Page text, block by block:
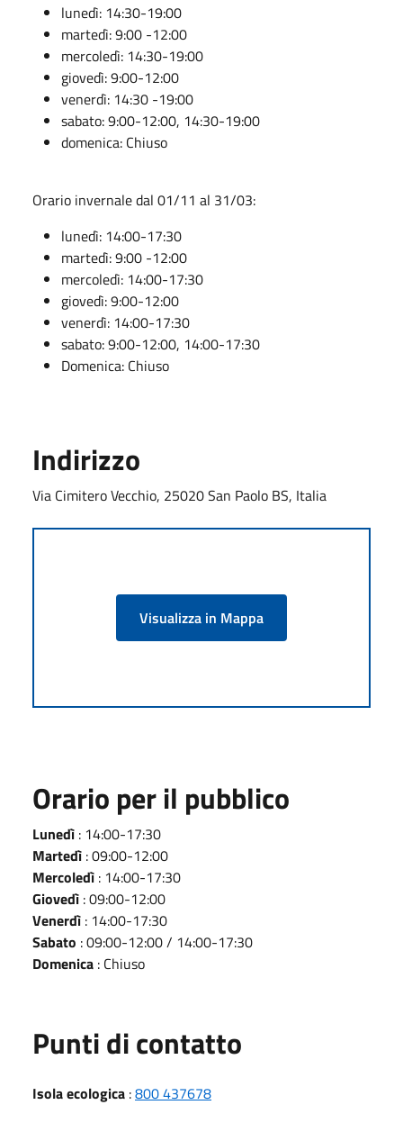
lunedì: 14:30-19:00
martedì: 9:00 -12:00
mercoledì: 14:30-19:00
giovedì: 9:00-12:00
venerdì: 14:30 -19:00
sabato: 9:00-12:00, 14:30-19:00
domenica: Chiuso
Orario invernale dal 01/11 al 31/03:
lunedì: 14:00-17:30
martedì: 9:00 -12:00
mercoledì: 14:00-17:30
giovedì: 9:00-12:00
venerdì: 14:00-17:30
sabato: 9:00-12:00, 14:00-17:30
Domenica: Chiuso
Indirizzo
Via Cimitero Vecchio, 25020 San Paolo BS, Italia
Visualizza in Mappa
Orario per il pubblico
Lunedì : 14:00-17:30
Martedì : 09:00-12:00
Mercoledì : 14:00-17:30
Giovedì : 09:00-12:00
Venerdì : 14:00-17:30
Sabato : 09:00-12:00 / 14:00-17:30
Domenica : Chiuso
Punti di contatto
Isola ecologica :800 437678